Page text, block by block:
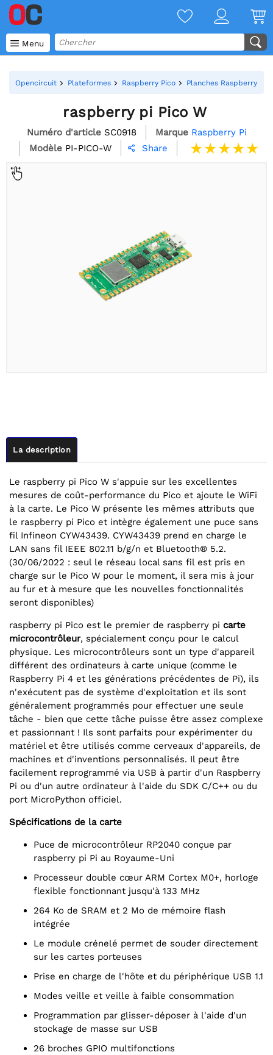
 Menu
Opencircuit Plateformes Raspberry Pico Planches Raspberry
raspberry pi Pico W
Numéro d'article SC0918 Marque Raspberry Pi
Modèle PI-PICO-W  Share
La description
Le raspberry pi Pico W s'appuie sur les excellentes
mesures de coût-performance du Pico et ajoute le WiFi
à la carte. Le Pico W présente les mêmes attributs que
le raspberry pi Pico et intègre également une puce sans
fil Infineon CYW43439. CYW43439 prend en charge le
LAN sans fil IEEE 802.11 b/g/n et Bluetooth® 5.2.
(30/06/2022 : seul le réseau local sans fil est pris en
charge sur le Pico W pour le moment, il sera mis à jour
au fur et à mesure que les nouvelles fonctionnalités
seront disponibles)
raspberry pi Pico est le premier de raspberry pi carte
microcontrôleur, spécialement conçu pour le calcul
physique. Les microcontrôleurs sont un type d'appareil
différent des ordinateurs à carte unique (comme le
Raspberry Pi 4 et les générations précédentes de Pi), ils
n'exécutent pas de système d'exploitation et ils sont
généralement programmés pour effectuer une seule
tâche - bien que cette tâche puisse être assez complexe
et passionnant ! Ils sont parfaits pour expérimenter du
matériel et être utilisés comme cerveaux d'appareils, de
machines et d'inventions personnalisés. Il peut être
facilement reprogrammé via USB à partir d'un Raspberry
Pi ou d'un autre ordinateur à l'aide du SDK C/C++ ou du
port MicroPython officiel.
Spécifications de la carte
Puce de microcontrôleur RP2040 conçue par
raspberry pi Pi au Royaume-Uni
Processeur double cœur ARM Cortex M0+, horloge
flexible fonctionnant jusqu'à 133 MHz
264 Ko de SRAM et 2 Mo de mémoire flash
intégrée
Le module crénelé permet de souder directement
sur les cartes porteuses
Prise en charge de l'hôte et du périphérique USB 1.1
Modes veille et veille à faible consommation
Programmation par glisser-déposer à l'aide d'un
stockage de masse sur USB
26 broches GPIO multifonctions